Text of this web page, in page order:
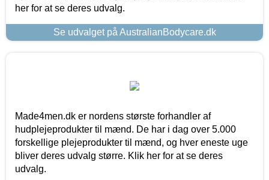
her for at se deres udvalg.
Se udvalget på AustralianBodycare.dk
Made4men.dk er nordens største forhandler af
hudplejeprodukter til mænd. De har i dag over 5.000
forskellige plejeprodukter til mænd, og hver eneste uge
bliver deres udvalg større. Klik her for at se deres
udvalg.